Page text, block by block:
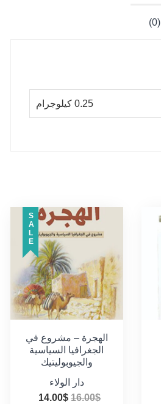
0.25 كيلوجرام
SALE
الهجرة – مشروع في
الجغرافيا السياسية
والجيوبوليتيك
دار الولاء
16.00$
السعر
14.00$